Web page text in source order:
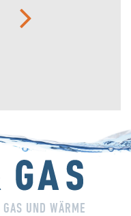
UND WÄRME